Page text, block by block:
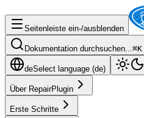
Seitenleiste ein-/ausblenden
Dokumentation durchsuchen...⌘K
deSelect language (de)
Über RepairPlugin
Erste Schritte